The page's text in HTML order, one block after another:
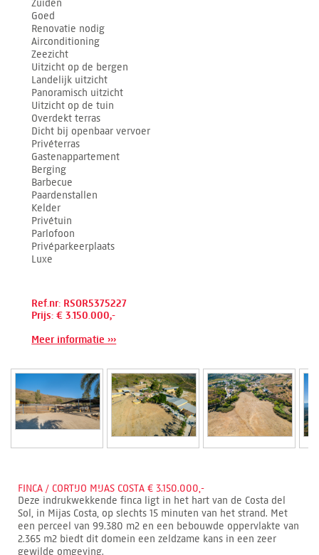
Zuiden
Goed
Renovatie nodig
Airconditioning
Zeezicht
Uitzicht op de bergen
Landelijk uitzicht
Panoramisch uitzicht
Uitzicht op de tuin
Overdekt terras
Dicht bij openbaar vervoer
Privéterras
Gastenappartement
Berging
Barbecue
Paardenstallen
Kelder
Privétuin
Parlofoon
Privéparkeerplaats
Luxe
Ref.nr: RSOR5375227
Prijs: € 3.150.000,-
Meer informatie ›››
FINCA / CORTIJO MIJAS COSTA € 3.150.000,-
Deze indrukwekkende finca ligt in het hart van de Costa del
Sol, in Mijas Costa, op slechts 15 minuten van het strand. Met
een perceel van 99.380 m2 en een bebouwde oppervlakte van
2.365 m2 biedt dit domein een zeldzame kans in een zeer
gewilde omgeving.